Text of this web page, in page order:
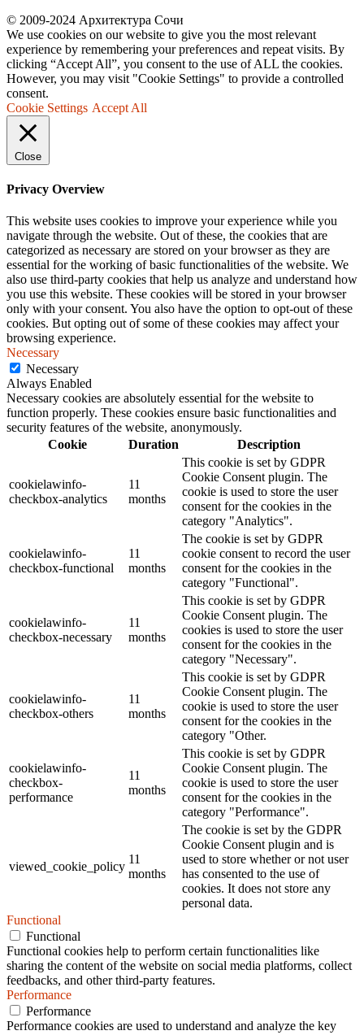
© 2009-2024 Архитектура Сочи
We use cookies on our website to give you the most relevant
experience by remembering your preferences and repeat visits. By
clicking “Accept All”, you consent to the use of ALL the cookies.
However, you may visit "Cookie Settings" to provide a controlled
consent.
Cookie Settings Accept All
Close
Privacy Overview
This website uses cookies to improve your experience while you
navigate through the website. Out of these, the cookies that are
categorized as necessary are stored on your browser as they are
essential for the working of basic functionalities of the website. We
also use third-party cookies that help us analyze and understand how
you use this website. These cookies will be stored in your browser
only with your consent. You also have the option to opt-out of these
cookies. But opting out of some of these cookies may affect your
browsing experience.
Necessary
Necessary
Always Enabled
Necessary cookies are absolutely essential for the website to
function properly. These cookies ensure basic functionalities and
security features of the website, anonymously.
Cookie
Duration Description
cookielawinfo-
checkbox-analytics
11
months
This cookie is set by GDPR
Cookie Consent plugin. The
cookie is used to store the user
consent for the cookies in the
category "Analytics".
cookielawinfo-
checkbox-functional
11
months
The cookie is set by GDPR
cookie consent to record the user
consent for the cookies in the
category "Functional".
cookielawinfo-
checkbox-necessary
11
months
This cookie is set by GDPR
Cookie Consent plugin. The
cookies is used to store the user
consent for the cookies in the
category "Necessary".
cookielawinfo-
checkbox-others
11
months
This cookie is set by GDPR
Cookie Consent plugin. The
cookie is used to store the user
consent for the cookies in the
category "Other.
cookielawinfo-
checkbox-
performance
11
months
This cookie is set by GDPR
Cookie Consent plugin. The
cookie is used to store the user
consent for the cookies in the
category "Performance".
viewed_cookie_policy
11
months
The cookie is set by the GDPR
Cookie Consent plugin and is
used to store whether or not user
has consented to the use of
cookies. It does not store any
personal data.
Functional
Functional
Functional cookies help to perform certain functionalities like
sharing the content of the website on social media platforms, collect
feedbacks, and other third-party features.
Performance
Performance
Performance cookies are used to understand and analyze the key